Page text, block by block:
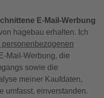
E-Mail-Werbung
hagebau erhalten. Ich
personenbezogenen
Mail-Werbung, die
sowie die
meiner Kaufdaten,
umfasst, einverstanden.